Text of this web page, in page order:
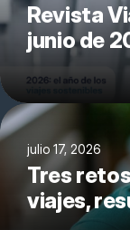
Revista
junio de
julio 17, 2026
Tres
viajes,